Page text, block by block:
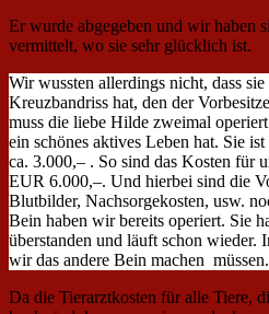
Er wurde abgegeben und wir haben
vermittelt, wo sie sehr glücklich ist.
Wir wussten allerdings nicht, dass
Kreuzbandriss hat, den der
muss die liebe Hilde zweimal
ein schönes aktives Leben hat. Sie
ca. 3.000,– . So sind das Kosten für
EUR 6.000,–. Und hierbei sind die
Blutbilder, Nachsorgekosten, usw.
Bein haben wir bereits operiert. Sie
überstanden und läuft schon wieder.
wir das andere Bein machen müssen.
Da die Tierarztkosten für alle Tiere,